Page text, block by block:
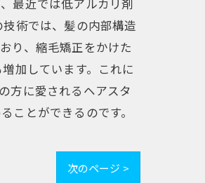
最近では低アルカリ剤
術では、髪の内部構造
り、縮毛矯正をかけた
加しています。これに
方に愛されるヘアスタ
ことができるのです。
次のページ >